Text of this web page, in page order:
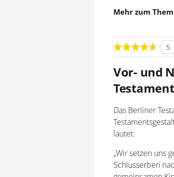
Mehr zum
5
Vor- und
Das Berliner
lautet:
„Wir setzen uns
Schlusserben